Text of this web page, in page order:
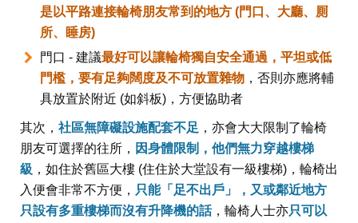
是以平路連接輪椅朋友常到的地方 (門口、大廳、厠
所、睡房)
門口 - 建議最好可以讓輪椅獨自安全通過，平坦或低
門檻，要有足夠闊度及不可放置雜物 ，否則亦應將輔
具放置於附近 (如斜板)，方便協助者
其次， 社區無障礙設施配套不足 ，亦會大大限制了輪椅
朋友可選擇的往所， 因身體限制，他們無力穿越樓梯
級 ，如住於舊區大樓 (住住於大堂設有一級樓梯)，輪椅出
入便會非常不方便， 只能「足不出戶」，又或鄰近地方
只設有多重樓梯而沒有升降機的話，輪椅人士亦只可以